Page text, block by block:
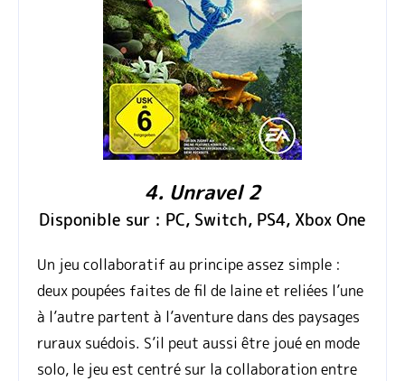
4. Unravel 2
Disponible sur : PC, Switch, PS4, Xbox One
Un jeu collaboratif au principe assez simple :
deux poupées faites de fil de laine et reliées l’une
à l’autre partent à l’aventure dans des paysages
ruraux suédois. S’il peut aussi être joué en mode
solo, le jeu est centré sur la collaboration entre